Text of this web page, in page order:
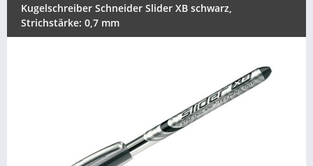
Kugelschreiber Schneider Slider XB schwarz,
Strichstärke: 0,7 mm